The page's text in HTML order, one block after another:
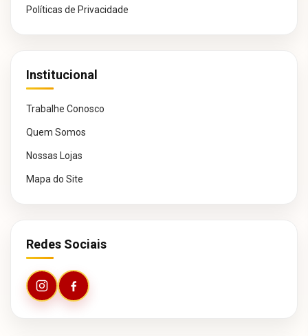
Políticas de Privacidade
Institucional
Trabalhe Conosco
Quem Somos
Nossas Lojas
Mapa do Site
Redes Sociais